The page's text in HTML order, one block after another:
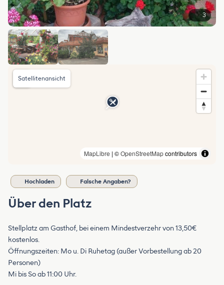
3
MapLibre | ©OpenStreetMapcontributors
Satellitenansicht
Hochladen Falsche Angaben?
Über den Platz
Stellplatz am Gasthof, bei einem Mindestverzehr von 13,50€
kostenlos.
Öffnungszeiten: Mo u. Di Ruhetag (außer Vorbestellung ab 20
Personen)
Mi bis So ab 11:00 Uhr.